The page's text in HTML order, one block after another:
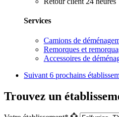
Services
Camions de
Remorques et
Accessoires de
Suivant 6 prochains
Trouvez un